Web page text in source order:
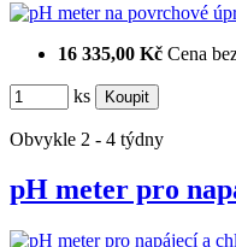
16 335,00 Kč Cena
ks
Obvykle 2 - 4 týdny
pH meter pro